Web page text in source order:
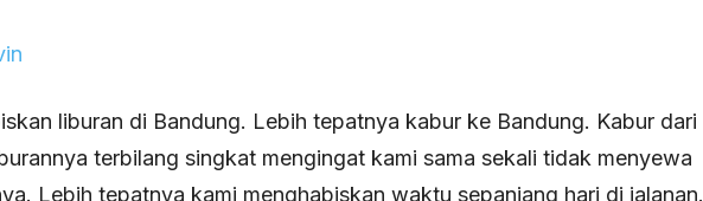
liburan di Bandung. Lebih tepatnya kabur ke Bandung. Kabur dari
terbilang singkat mengingat kami sama sekali tidak menyewa
Lebih tepatnya kami menghabiskan waktu sepanjang hari di jalanan.